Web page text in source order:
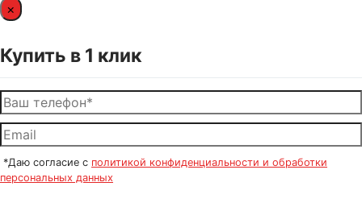
×
Купить в 1 клик
*Даю согласие с политикой конфиденциальности и обработки
персональных данных